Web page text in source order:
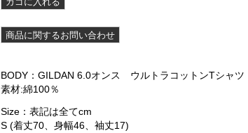
BODY：GILDAN 6.0オンス ウルトラコットンTシャツ
素材:綿100％
Size：表記は全てcm
S (着丈70、身幅46、袖丈17)